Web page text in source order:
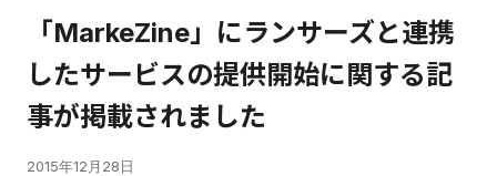
「MarkeZine」にランサーズと連携
したサービスの提供開始に関する記
事が掲載されました
2015年12月28日